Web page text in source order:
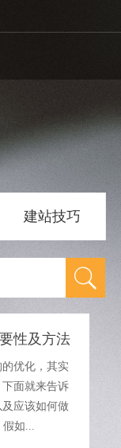
建站技巧
性及方法
优化，其实
面就来告诉
应该如何做
假如...